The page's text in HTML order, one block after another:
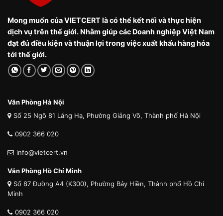
Mong muốn của VIETCERT là có thể kết nối và thực hiện
dịch vụ trên thế giới. Nhằm giúp các Doanh nghiệp Việt Nam
đạt đủ điều kiện và thuận lợi trong việc xuất khẩu hàng hóa
tới thế giới.
Văn Phòng Hà Nội
Số 25 Ngõ 81 Láng Hạ, Phường Giảng Võ, Thành phố Hà Nội
0902 366 020
info@vietcert.vn
Văn Phòng Hồ Chí Minh
Số 87 Đường A4 (K300), Phường Bảy Hiền, Thành phố Hồ Chí
Minh
0902 366 020